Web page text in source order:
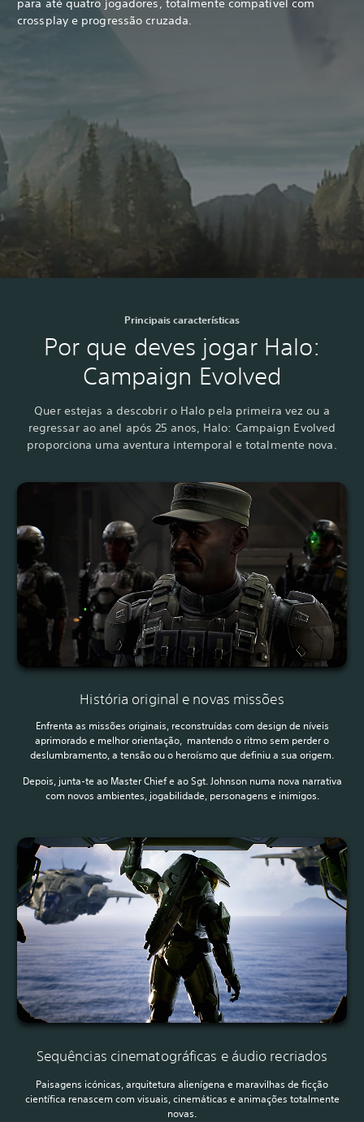
crossplay e progressão cruzada.
Principais características
Por que deves jogar Halo:
Campaign Evolved
Quer estejas a descobrir o Halo pela primeira vez ou a
regressar ao anel após 25 anos, Halo: Campaign Evolved
proporciona uma aventura intemporal e totalmente nova.
História original e novas missões
Enfrenta as missões originais, reconstruídas com design de níveis
aprimorado e melhor orientação, mantendo o ritmo sem perder o
deslumbramento, a tensão ou o heroísmo que definiu a sua origem.
Depois, junta-te ao Master Chief e ao Sgt. Johnson numa nova narrativa
com novos ambientes, jogabilidade, personagens e inimigos.
Sequências cinematográficas e áudio recriados
Paisagens icónicas, arquitetura alienígena e maravilhas de ficção
científica renascem com visuais, cinemáticas e animações totalmente
novas.